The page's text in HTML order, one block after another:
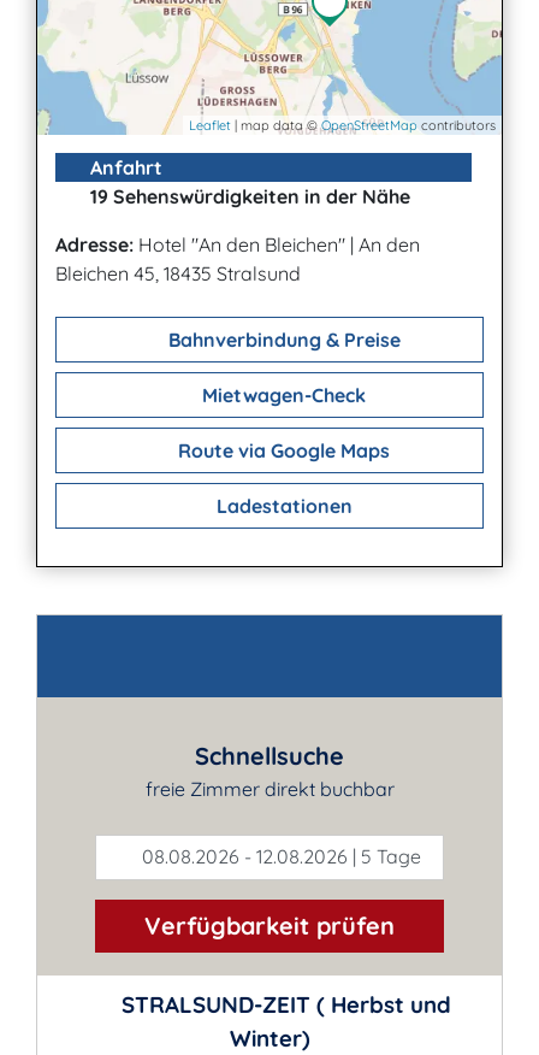
Leaflet | map data ©OpenStreetMapcontributors
Anfahrt
19 Sehenswürdigkeiten in der Nähe
Adresse: Hotel "An den Bleichen" | An den
Bleichen 45, 18435 Stralsund
Bahnverbindung & Preise
Mietwagen-Check
Route via Google Maps
Ladestationen
Schnellsuche
freie Zimmer direkt buchbar
08.08.2026 - 12.08.2026 | 5 Tage
Verfügbarkeit prüfen
STRALSUND-ZEIT ( Herbst und
Winter)